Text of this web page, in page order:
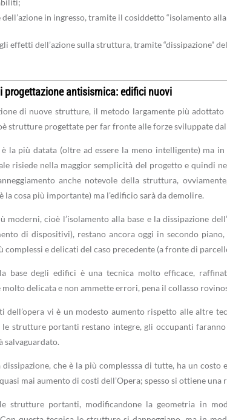
in ingresso, tramite il cosiddetto “isolamento alla
effetti dell’azione sulla struttura, tramite “dissipazione”
progettazione antisismica:edifici nuovi
di nuove strutture, il metodo largamente più
strutture progettate per far fronte alle forze sviluppate
è la più datata (oltre ad essere la meno intelligente) ma
risiede nella maggior semplicità del progetto e quindi
anche notevole della struttura,
la cosa più importante) ma l’edificio sarà da demolire.
moderni, cioè l’isolamento alla base e la dissipazione
di dispositivi), restano ancora oggi in secondo
e delicati del caso precedente (a fronte di
base degli edifici è una tecnica molto efficace,
molto delicata e non ammette errori, pena il collasso
dell’opera vi è un modesto aumento rispetto alle altre
le strutture portanti restano integre, gli occupanti
salvaguardato.
dissipazione, che è la più complesssa di tutte, ha un costo
mai aumento di costi dell’Opera; spesso si ottiene
strutture portanti, modificandone la geometria in